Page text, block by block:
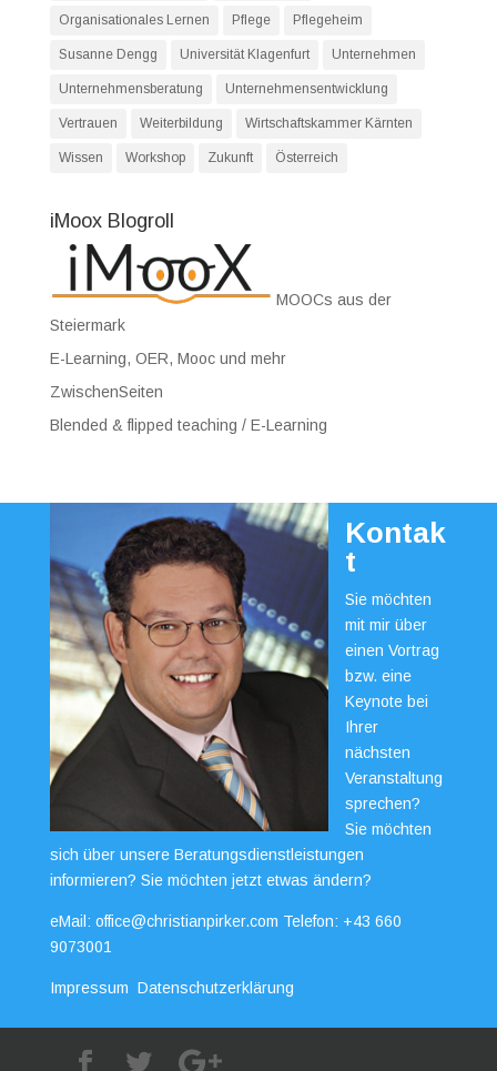
Organisationales Lernen Pflege Pflegeheim
Susanne Dengg Universität Klagenfurt Unternehmen
Unternehmensberatung Unternehmensentwicklung
Vertrauen Weiterbildung Wirtschaftskammer Kärnten
Wissen Workshop Zukunft Österreich
iMoox Blogroll
MOOCs aus der
Steiermark
E-Learning, OER, Mooc und mehr
ZwischenSeiten
Blended & flipped teaching / E-Learning
Kontak
t
Sie möchten
mit mir über
einen Vortrag
bzw. eine
Keynote bei
Ihrer
nächsten
Veranstaltung
sprechen?
Sie möchten
sich über unsere Beratungsdienstleistungen
informieren? Sie möchten jetzt etwas ändern?
eMail: office@christianpirker.com Telefon: +43 660
9073001
Impressum Datenschutzerklärung